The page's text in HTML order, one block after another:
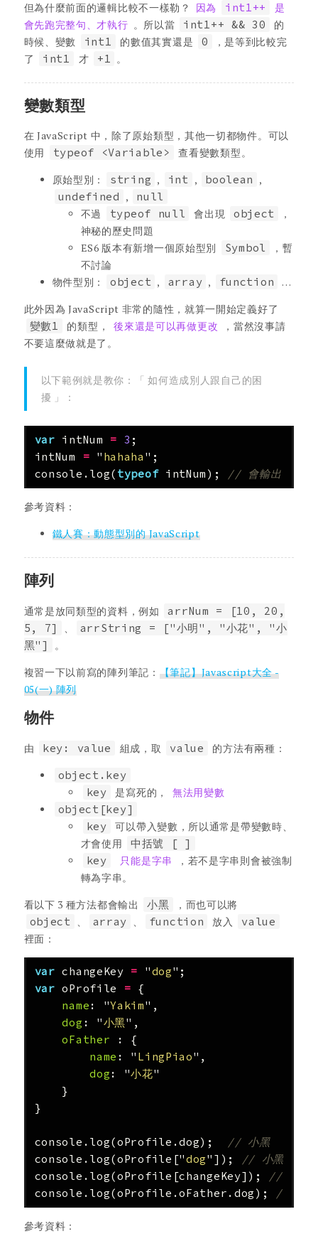
但為什麼前面的邏輯比較不一樣勒？
因為 int1++
是
會先跑完整句、才執行 。所以當 int1++ && 30
的
時候、變數
int1 的數值其實還是 0
，是等到比較完
了
int1 才 +1 。
變數類型
在 JavaScript 中，除了原始類型，其他一切都物件。可以
使用
typeof <Variable>
查看變數類型。
原始型別：
string , int , boolean ,
undefined ,
null
不過
typeof null 會出現 object
，
神秘的歷史問題
ES6 版本有新增一個原始型別
Symbol
，暫
不討論
物件型別：
object , array , function
…
此外因為 JavaScript 非常的隨性，就算一開始定義好了
變數1
的類型， 後來還是可以再做更改
，當然沒事請
不要這麼做就是了。
以下範例就是教你：「 如何造成別人跟自己的困
擾 」：
var intNum = 3 ;
intNum
= " hahaha " ;
console . log( typeof intNum ); // 會輸出 string
參考資料：
鐵人賽：動態型別的 JavaScript
陣列
通常是放同類型的資料，例如
arrNum = [10, 20,
5, 7]
、
arrString = ["小明", "小花", "小
黑"]
。
複習一下以前寫的陣列筆記： 【筆記】Javascript大全 -
05(一) 陣列
物件
由 key: value 組成，取 value
的方法有兩種：
object.key
key
是寫死的，
無法用變數
object[key]
key
可以帶入變數，所以通常是帶變數時、
才會使用
中括號 [ ]
key
只能是字串
，若不是字串則會被強制
轉為字串。
看以下 3 種方法都會輸出
小黑
，而也可以將
object
array function 放入
value
裡面：
var changeKey = "dog" ;
var oProfile = {
name : "Yakim" ,
dog : "小黑" ,
oFather
:
{
name : " LingPiao" ,
dog : "小花"
}
}
console . log(oProfile .dog);
// 小黑
console . log(oProfile ["dog" ]);
// 小黑
console . log(oProfile [changeKey]);
// 小黑
console . log(oProfile .oFather . dog ); // 小
參考資料：